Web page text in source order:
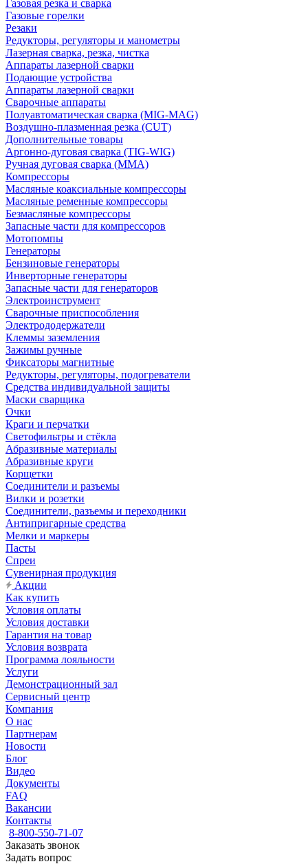
Газовая резка и сварка
Газовые горелки
Резаки
Редукторы, регуляторы и манометры
Лазерная сварка, резка, чистка
Аппараты лазерной сварки
Подающие устройства
Аппараты лазерной сварки
Сварочные аппараты
Полуавтоматическая сварка (MIG-MAG)
Воздушно-плазменная резка (CUT)
Дополнительные товары
Аргонно-дуговая сварка (TIG-WIG)
Ручная дуговая сварка (MMA)
Компрессоры
Масляные коаксиальные компрессоры
Масляные ременные компрессоры
Безмасляные компрессоры
Запасные части для компрессоров
Мотопомпы
Генераторы
Бензиновые генераторы
Инверторные генераторы
Запасные части для генераторов
Электроинструмент
Сварочные приспособления
Электрододержатели
Клеммы заземления
Зажимы ручные
Фиксаторы магнитные
Редукторы, регуляторы, подогреватели
Средства индивидуальной защиты
Маски сварщика
Очки
Краги и перчатки
Светофильтры и стёкла
Абразивные материалы
Абразивные круги
Корщетки
Соединители и разъемы
Вилки и розетки
Соединители, разъемы и переходники
Антипригарные средства
Мелки и маркеры
Пасты
Спреи
Сувенирная продукция
Акции
Как купить
Условия оплаты
Условия доставки
Гарантия на товар
Условия возврата
Программа лояльности
Услуги
Демонстрационный зал
Сервисный центр
Компания
О нас
Партнерам
Новости
Блог
Видео
Документы
FAQ
Вакансии
Контакты
8-800-550-71-07
Заказать звонок
Задать вопрос